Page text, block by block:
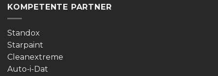
KOMPETENTE PARTNER
Standox
Starpaint
Cleanextreme
Auto-i-Dat